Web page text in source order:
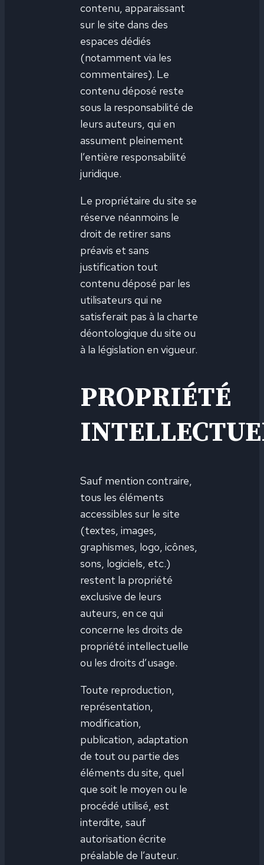
contenu, apparaissant
sur le site dans des
espaces dédiés
(notamment via les
commentaires). Le
contenu déposé reste
sous la responsabilité de
leurs auteurs, qui en
assument pleinement
l’entière responsabilité
juridique.
Le propriétaire du site se
réserve néanmoins le
droit de retirer sans
préavis et sans
justification tout
contenu déposé par les
utilisateurs qui ne
satisferait pas à la charte
déontologique du site ou
à la législation en vigueur.
PROPRIÉTÉ
Sauf mention contraire,
tous les éléments
accessibles sur le site
(textes, images,
graphismes, logo, icônes,
sons, logiciels, etc.)
restent la propriété
exclusive de leurs
auteurs, en ce qui
concerne les droits de
propriété intellectuelle
ou les droits d’usage.
Toute reproduction,
représentation,
modification,
publication, adaptation
de tout ou partie des
éléments du site, quel
que soit le moyen ou le
procédé utilisé, est
interdite, sauf
autorisation écrite
préalable de l’auteur.